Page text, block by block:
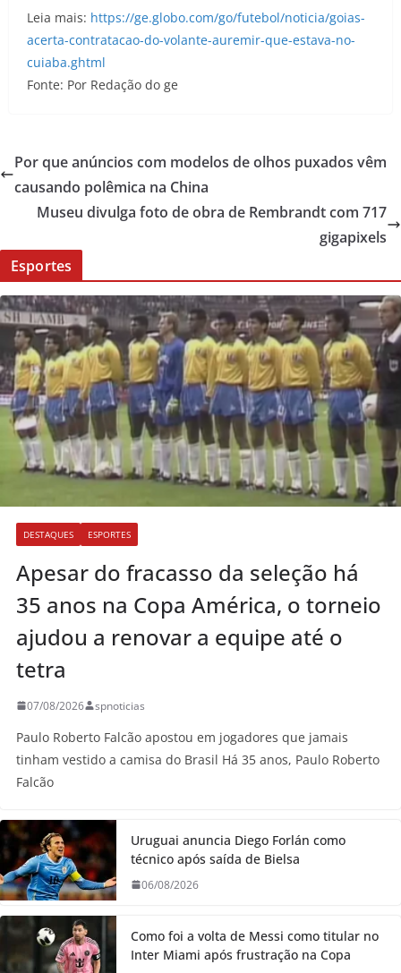
Leia mais: https://ge.globo.com/go/futebol/noticia/goias-
acerta-contratacao-do-volante-auremir-que-estava-no-
cuiaba.ghtml
Fonte: Por Redação do ge
Por que anúncios com modelos de olhos puxados vêm
causando polêmica na China
Museu divulga foto de obra de Rembrandt com 717
gigapixels
Esportes
DESTAQUES ESPORTES
Apesar do fracasso da seleção há
35 anos na Copa América, o torneio
ajudou a renovar a equipe até o
tetra
07/08/2026 spnoticias
Paulo Roberto Falcão apostou em jogadores que jamais
tinham vestido a camisa do Brasil Há 35 anos, Paulo Roberto
Falcão
Uruguai anuncia Diego Forlán como
técnico após saída de Bielsa
06/08/2026
Como foi a volta de Messi como titular no
Inter Miami após frustração na Copa